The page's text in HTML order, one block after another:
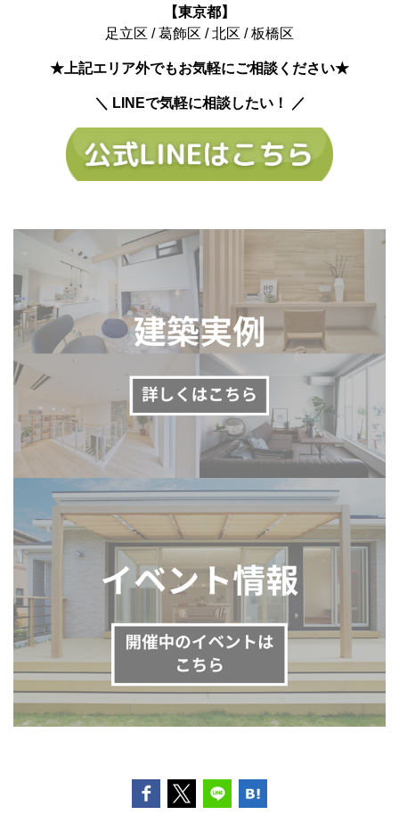
【東京都】
足立区 / 葛飾区 / 北区 / 板橋区
★上記エリア外でもお気軽にご相談ください★
＼ LINEで気軽に相談したい！ ／